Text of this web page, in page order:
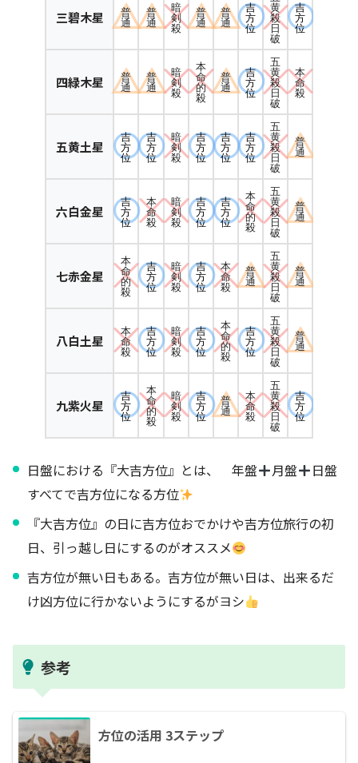
三碧木星
普
通
普
通
暗
剣
殺
普
通
普
通
吉
方
位
黄
殺
日
破
吉
方
位
四緑木星
普
通
普
通
暗
剣
殺
本
命
的
殺
普
通
吉
方
位
五
黄
殺
日
破
本
命
殺
五黄土星
吉
方
位
吉
方
位
暗
剣
殺
吉
方
位
吉
方
位
吉
方
位
五
黄
殺
日
破
普
通
六白金星
吉
方
位
本
命
殺
暗
剣
殺
吉
方
位
吉
方
位
本
命
的
殺
五
黄
殺
日
破
普
通
七赤金星
本
命
的
殺
吉
方
位
暗
剣
殺
吉
方
位
本
命
殺
普
通
五
黄
殺
日
破
普
通
八白土星
本
命
殺
吉
方
位
暗
剣
殺
吉
方
位
本
命
的
殺
吉
方
位
五
黄
殺
日
破
普
通
九紫火星
吉
方
位
本
命
的
殺
暗
剣
殺
吉
方
位
普
通
本
命
殺
五
黄
殺
日
破
吉
方
位
日盤における『大吉方位』とは、 年盤 月盤
日盤
すべてで吉方位になる方位
『大吉方位』の日に吉方位おでかけや吉方位旅行の初
日、引っ越し日にするのがオススメ
吉方位が無い日もある。吉方位が無い日は、出来るだ
け凶方位に行かないようにするがヨシ
参考
方位の活用 3ステップ